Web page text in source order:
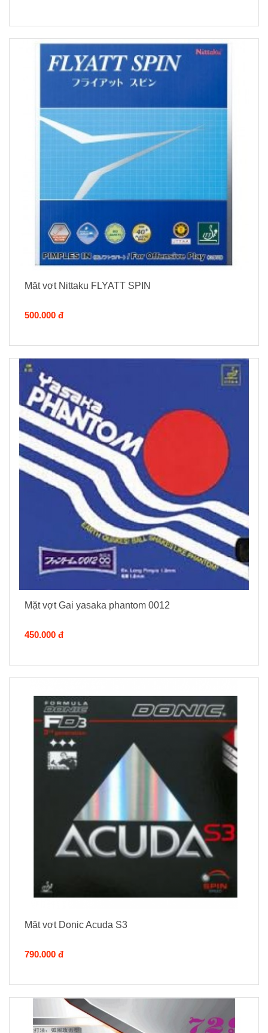
Mặt vợt Nittaku FLYATT SPIN
500.000 đ
Mặt vợt Gai yasaka phantom 0012
450.000 đ
Mặt vợt Donic Acuda S3
790.000 đ